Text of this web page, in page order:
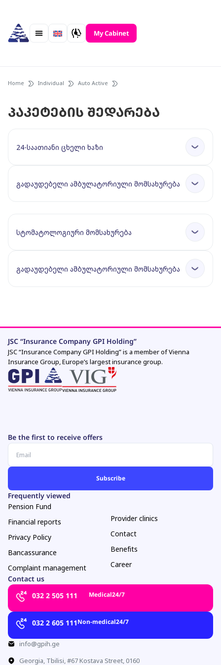
content
My Cabinet
Home Individual Auto Active
პაკეტების შედარება
24-საათიანი ცხელი ხაზი
გადაუდებელი ამბულატორიული მომსახურება
სტომატოლოგიური მომსახურება
გადაუდებელი ამბულატორიული მომსახურება
JSC “Insurance Company GPI Holding”
JSC “Insurance Company GPI Holding” is a member of Vienna
Insurance Group, Europe’s largest insurance group.
Be the first to receive offers
Frequently viewed
Pension Fund
Financial reports
Privacy Policy
Bancassurance
Complaint management
Provider clinics
Contact
Benefits
Career
Contact us
032 2 505 111
Medical24/7
032 2 605 111Non-medical24/7
info@gpih.ge
Georgia, Tbilisi, #67 Kostava Street, 0160